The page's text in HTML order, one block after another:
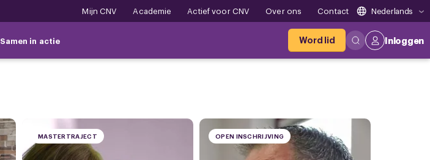
Mijn CNV Academie Actief voor CNV Over ons Contact Nederlands
Samen in actie Word lid Inloggen
MASTERTRAJECT OPEN INSCHRIJVING